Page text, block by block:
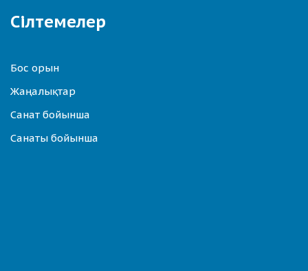
Сілтемелер
Бос орын
Жаңалықтар
Санат бойынша
Санаты бойынша